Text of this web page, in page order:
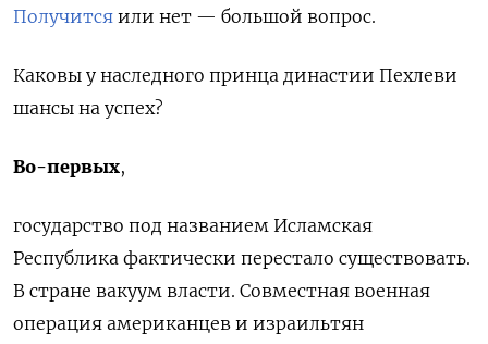
Получится или нет — большой вопрос.
Каковы у наследного принца династии Пехлеви
шансы на успех?
Во-первых,
государство под названием Исламская
Республика фактически перестало существовать.
В стране вакуум власти. Совместная военная
операция американцев и израильтян